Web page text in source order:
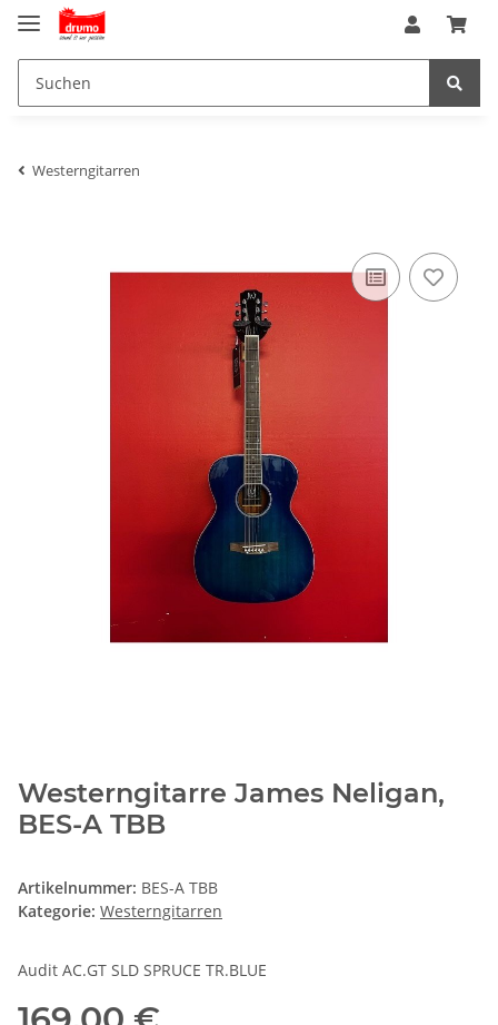
Westerngitarren
Westerngitarre James Neligan,
BES-A TBB
Artikelnummer: BES-A TBB
Kategorie: Westerngitarren
Audit AC.GT SLD SPRUCE TR.BLUE